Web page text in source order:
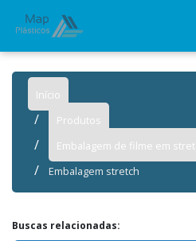
Início
Produtos
Embalagem de filme em
Embalagem stretch
Buscas relacionadas: